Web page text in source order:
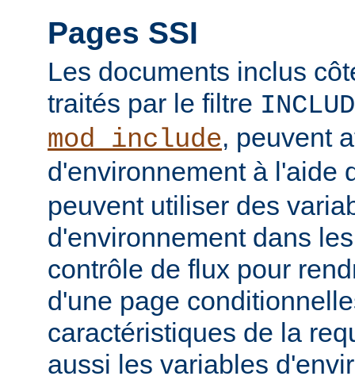
Pages SSI
Les documents inclus
traités par le filtre
mod_include, peuvent
d'environnement à l'aide
peuvent utiliser des
d'environnement dans
contrôle de flux pour
d'une page
caractéristiques de la
aussi les variables